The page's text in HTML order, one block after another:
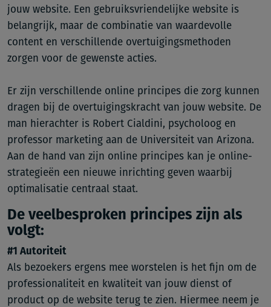
jouw website. Een gebruiksvriendelijke website is
belangrijk, maar de combinatie van waardevolle
content en verschillende overtuigingsmethoden
zorgen voor de gewenste acties.
Er zijn verschillende online principes die zorg kunnen
dragen bij de overtuigingskracht van jouw website. De
man hierachter is Robert Cialdini, psycholoog en
professor marketing aan de Universiteit van Arizona.
Aan de hand van zijn online principes kan je online-
strategieën een nieuwe inrichting geven waarbij
optimalisatie centraal staat.
De veelbesproken principes zijn als
volgt:
#1 Autoriteit
Als bezoekers ergens mee worstelen is het fijn om de
professionaliteit en kwaliteit van jouw dienst of
product op de website terug te zien. Hiermee neem je